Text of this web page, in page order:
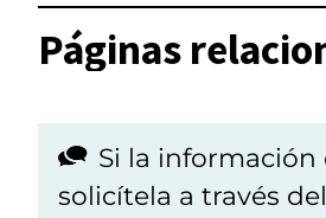
Páginas
Si la información
solicítela a través del